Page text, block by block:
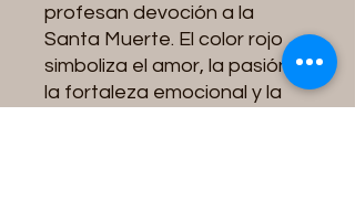
profesan devoción a la
Santa Muerte. El color rojo
simboliza el amor, la pasión,
la fortaleza emocional y la